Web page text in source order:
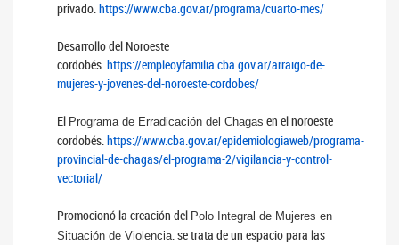
privado.https://www.cba.gov.ar/programa/cuarto-mes/
Desarrollo del Noroeste
cordobés https://empleoyfamilia.cba.gov.ar/arraigo-de-
mujeres-y-jovenes-del-noroeste-cordobes/
El Programa de Erradicación del Chagas en el noroeste
cordobés.https://www.cba.gov.ar/epidemiologiaweb/programa-
provincial-de-chagas/el-programa-2/vigilancia-y-control-
vectorial/
Promocionó la creación del Polo Integral de Mujeres en
Situación de Violencia: se trata de un espacio para las